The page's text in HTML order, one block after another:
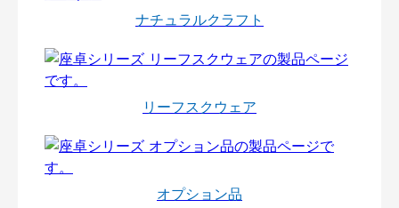
ナチュラルクラフト
リーフスクウェア
オプション品